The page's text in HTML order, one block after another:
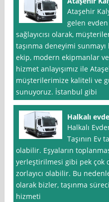
Ataşehir
gelen
sağlayıcısı olarak,
taşınma deneyimi
ekip, modern ekipmanlar
hizmet anlayışımız ile
müşterilerimize kaliteli ve
sunuyoruz. İstanbul gibi
Halkalı
Halkalı
Taşının Ev
olabilir. Eşyaların
yerleştirilmesi gibi pek çok
zorlayıcı olabilir. Bu
olarak bizler, taşınma
hizmeti